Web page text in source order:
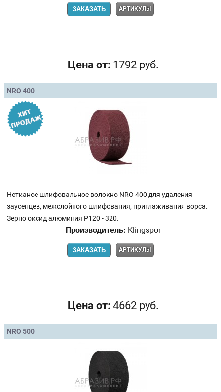
ЗАКАЗАТЬ АРТИКУЛЫ
Цена от: 1792 руб.
NRO 400
Нетканое шлифовальное волокно NRO 400 для удаления
заусенцев, межслойного шлифования, приглаживания ворса.
Зерно оксид алюминия P120 - 320.
Производитель: Klingspor
ЗАКАЗАТЬ АРТИКУЛЫ
Цена от: 4662 руб.
NRO 500